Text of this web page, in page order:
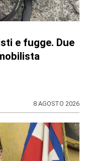
storico
8 AGOSTO 2026